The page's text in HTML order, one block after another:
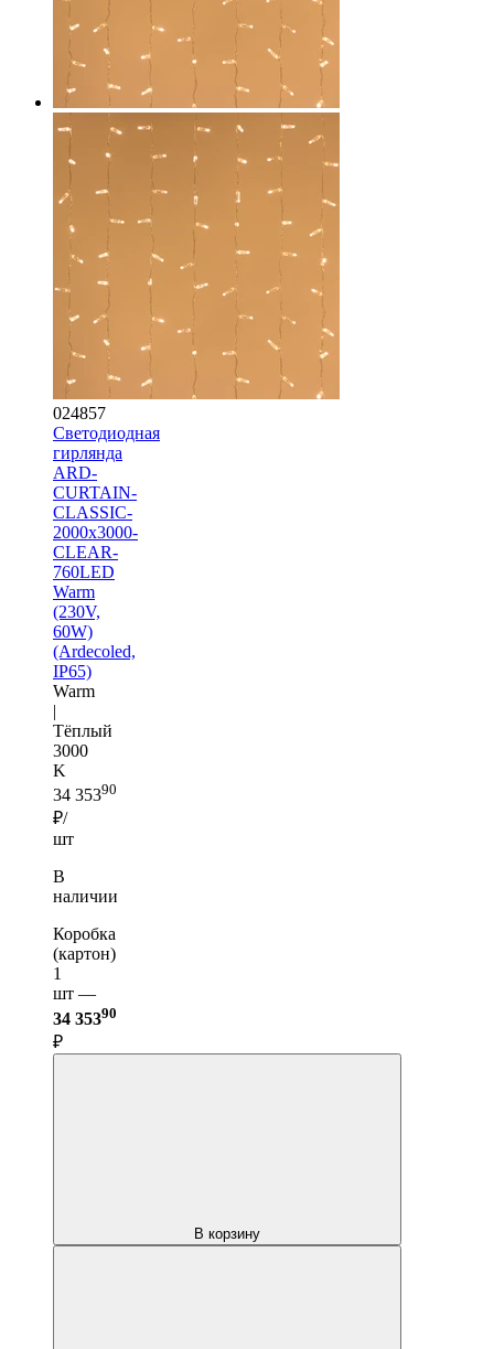
024857
Светодиодная
гирлянда
ARD-
CURTAIN-
CLASSIC-
2000x3000-
CLEAR-
760LED
Warm
(230V,
60W)
(Ardecoled,
IP65)
Warm
|
Тёплый
3000
K
34 35390
₽/
шт
В
наличии
Коробка
(картон)
1
шт —
34 35390
₽
В корзину